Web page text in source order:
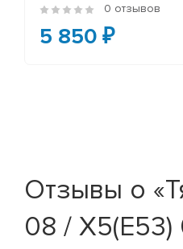
0 отзывов
5 850 ₽
Отзывы о
08 / X5(E53)